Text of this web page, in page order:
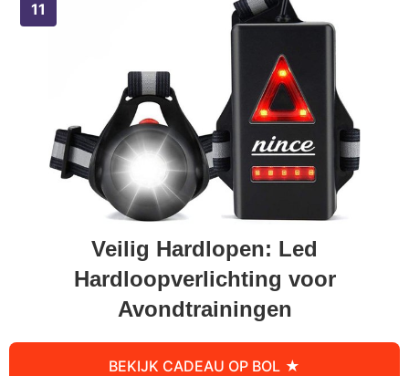
Veilig Hardlopen: Led
Hardloopverlichting voor
Avondtrainingen
BEKIJK CADEAU OP BOL